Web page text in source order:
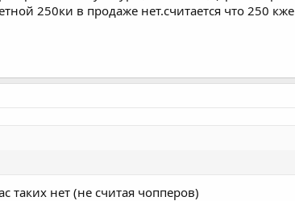
250ки в продаже нет.считается что 250
таких нет (не считая чопперов)